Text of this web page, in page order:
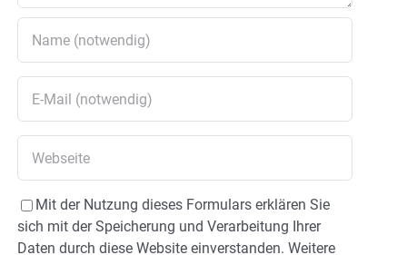
Mit der Nutzung dieses Formulars erklären Sie
sich mit der Speicherung und Verarbeitung Ihrer
Daten durch diese Website einverstanden. Weitere